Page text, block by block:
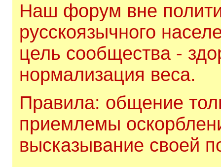
Наш форум вне
русскоязычного
цель сообщества -
нормализация веса.
Правила: общение
приемлемы
высказывание своей